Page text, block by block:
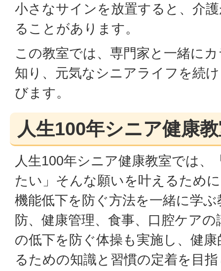
小さなサインを放置すると、介
ることがあります。
この教室では、専門家と一緒に
知り、元気なシニアライフを続
びます。
人生100年シニア健康
人生100年シニア健康教室では、
たい」そんな願いを叶えるため
機能低下を防ぐ方法を一緒に学
防、健康管理、食事、口腔ケア
の低下を防ぐ体操も実施し、健
るための知識と習慣の定着を目